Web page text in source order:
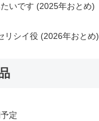
いです (2025年おとめ)
リシイ役 (2026年おとめ)
定